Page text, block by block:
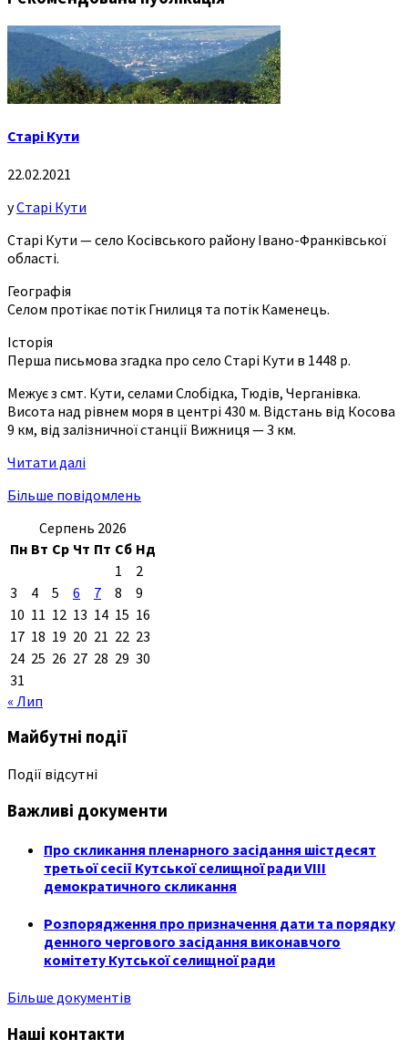
Старі Кути
22.02.2021
уСтарі Кути
Старі Кути — село Косівського району Івано-Франківської
області.
Географія
Селом протікає потік Гнилиця та потік Каменець.
Історія
Перша письмова згадка про село Старі Кути в 1448 р.
Межує з смт. Кути, селами Слобідка, Тюдів, Черганівка.
Висота над рівнем моря в центрі 430 м. Відстань від Косова
9 км, від залізничної станції Вижниця — 3 км.
Читати далі
Більше повідомлень
Серпень 2026
Пн Вт Ср Чт Пт Сб Нд
1
2
3
4 5 6 7 8
9
10 11 12 13 14 15 16
17 18 19 20 21 22 23
24 25 26 27 28 29 30
31
« Лип
Майбутні події
Події відсутні
Важливі документи
Про скликання пленарного засідання шістдесят
третьої сесії Кутської селищної ради VIII
демократичного скликання
Розпорядження про призначення дати та порядку
денного чергового засідання виконавчого
комітету Кутської селищної ради
Більше документів
Наші контакти